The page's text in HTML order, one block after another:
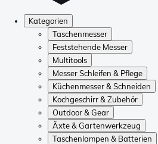
Kategorien
Taschenmesser
Feststehende Messer
Multitools
Messer Schleifen & Pflege
Küchenmesser & Schneiden
Kochgeschirr & Zubehör
Outdoor & Gear
Äxte & Gartenwerkzeug
Taschenlampen & Batterien